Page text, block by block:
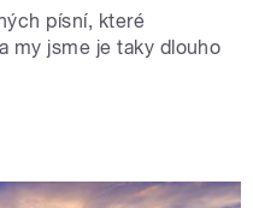
písní, které
my jsme je taky dlouho